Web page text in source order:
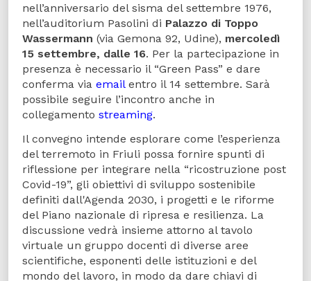
nell’anniversario del sisma del settembre 1976,
nell’auditorium Pasolini di Palazzo di Toppo
Wassermann (via Gemona 92, Udine), mercoledì
15 settembre, dalle 16. Per la partecipazione in
presenza è necessario il “Green Pass” e dare
conferma via emailentro il 14 settembre. Sarà
possibile seguire l’incontro anche in
collegamento streaming.
Il convegno intende esplorare come l’esperienza
del terremoto in Friuli possa fornire spunti di
riflessione per integrare nella “ricostruzione post
Covid-19”, gli obiettivi di sviluppo sostenibile
definiti dall'Agenda 2030, i progetti e le riforme
del Piano nazionale di ripresa e resilienza. La
discussione vedrà insieme attorno al tavolo
virtuale un gruppo docenti di diverse aree
scientifiche, esponenti delle istituzioni e del
mondo del lavoro, in modo da dare chiavi di